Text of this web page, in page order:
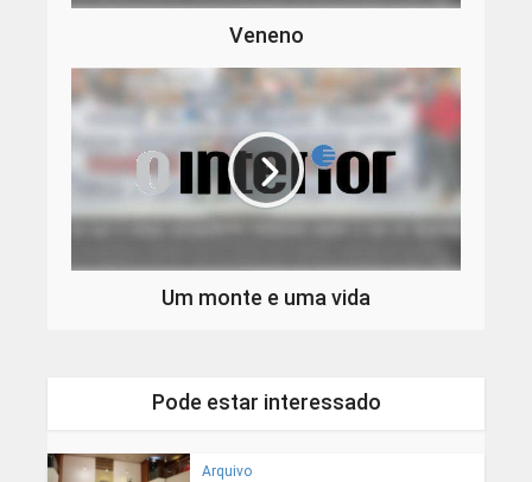
Veneno
Um monte e uma vida
Pode estar interessado
Arquivo